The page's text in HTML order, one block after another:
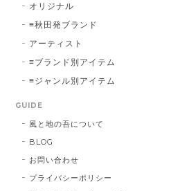
オリジナル
≡秋田発ブランド
アーティスト
≡ブランド別アイテム
≡ジャンル別アイテム
GUIDE
風と地の吾について
BLOG
お問い合わせ
プライバシーポリシー